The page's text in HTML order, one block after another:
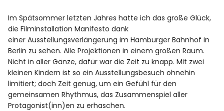
Im Spätsommer letzten Jahres hatte ich das große Glück,
die Filminstallation Manifesto dank
einer Ausstellungsverlängerung im Hamburger Bahnhof in
Berlin zu sehen. Alle Projektionen in einem großen Raum.
Nicht in aller Gänze, dafür war die Zeit zu knapp. Mit zwei
kleinen Kindern ist so ein Ausstellungsbesuch ohnehin
limitiert; doch Zeit genug, um ein Gefühl für den
gemeinsamen Rhythmus, das Zusammenspiel aller
Protagonist(inn)en zu erhaschen.